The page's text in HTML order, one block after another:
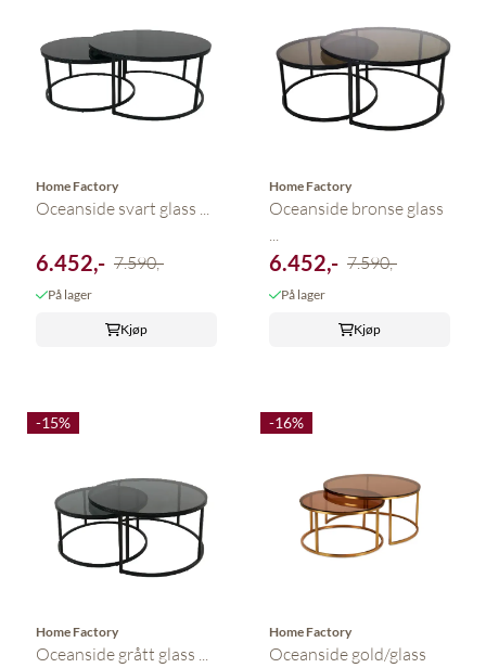
Home Factory
Oceanside svart glass ...
6.452,- 7.590,-
På lager
Kjøp
Home Factory
Oceanside bronse glass
6.452,- 7.590,-
På lager
Kjøp
-15%
Home Factory
Oceanside grått glass ...
-16%
Home Factory
Oceanside gold/glass